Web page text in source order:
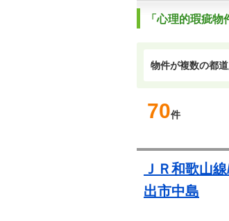
「心理的瑕疵
物件が複数の都
70件
ＪＲ和歌山
出市中島